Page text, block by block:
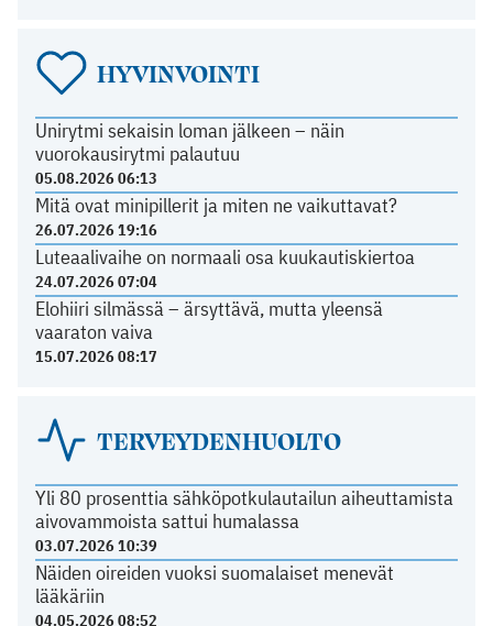
HYVINVOINTI
Unirytmi sekaisin loman jälkeen – näin
vuorokausirytmi palautuu
05.08.2026 06:13
Mitä ovat minipillerit ja miten ne vaikuttavat?
26.07.2026 19:16
Luteaalivaihe on normaali osa kuukautiskiertoa
24.07.2026 07:04
Elohiiri silmässä – ärsyttävä, mutta yleensä
vaaraton vaiva
15.07.2026 08:17
TERVEYDENHUOLTO
Yli 80 prosenttia sähköpotkulautailun aiheuttamista
aivovammoista sattui humalassa
03.07.2026 10:39
Näiden oireiden vuoksi suomalaiset menevät
lääkäriin
04.05.2026 08:52